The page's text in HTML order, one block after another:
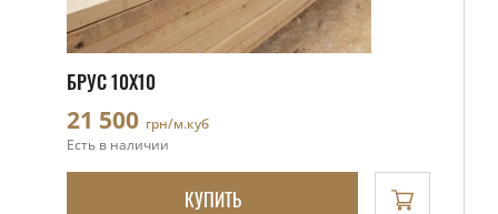
БРУС 10Х10
21 500 грн/м.куб
Есть в наличии
КУПИТЬ